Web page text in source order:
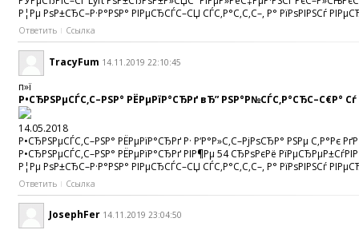
Р¦Рµ РѕР±СЂС–Р·Р°РЅР° РІРµСЂСЃС–СЏ СЃС‚Р°С‚С‚С–, Р° РїРѕРІРЅСѓ
Ответить Ссылка
TracyFum 14.11.2019 22:10:45
п»ї
Р•СЂРЅРµСЃС‚С–РЅР° РЁРµРїР°СЂРґ вЂ” РЅР°Р№СЃС‚Р°СЂС–С€Р°
14.05.2018
Р•СЂРЅРµСЃС‚С–РЅР° РЁРµРїР°СЂРґ Р· Р‘Р°Р»С‚С–РјРѕСЂР° РЅРµ С‚Р°Рє
Р•СЂРЅРµСЃС‚С–РЅР° РЁРµРїР°СЂРґ РІР¶Рµ 54 СЂРѕРєРё
Р¦Рµ РѕР±СЂС–Р·Р°РЅР° РІРµСЂСЃС–СЏ СЃС‚Р°С‚С‚С–, Р° РїРѕРІРЅСѓ
Ответить Ссылка
JosephFer 14.11.2019 23:04:50